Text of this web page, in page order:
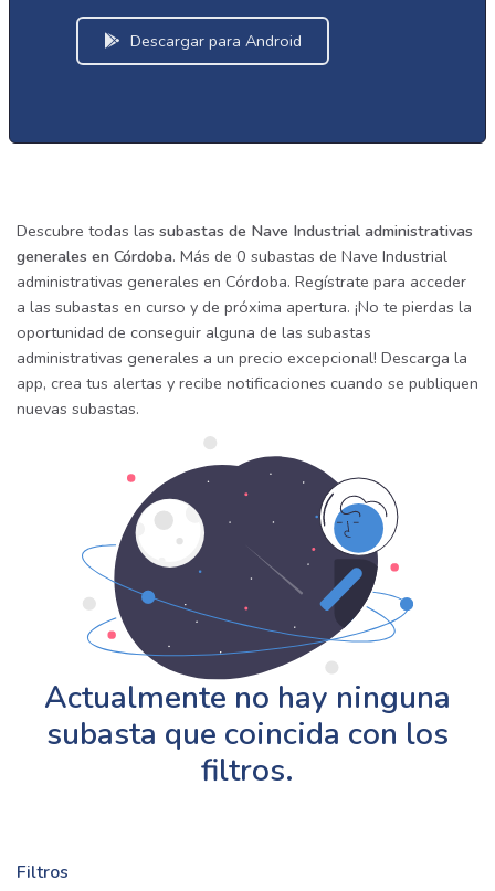
Descargar para Android
Filtros
Descubre todas las subastas de Nave Industrial administrativas
generales en Córdoba. Más de 0 subastas de Nave Industrial
administrativas generales en Córdoba. Regístrate para acceder
a las subastas en curso y de próxima apertura. ¡No te pierdas la
oportunidad de conseguir alguna de las subastas
administrativas generales a un precio excepcional! Descarga la
app, crea tus alertas y recibe notificaciones cuando se publiquen
nuevas subastas.
Actualmente no hay ninguna
subasta que coincida con los
filtros.